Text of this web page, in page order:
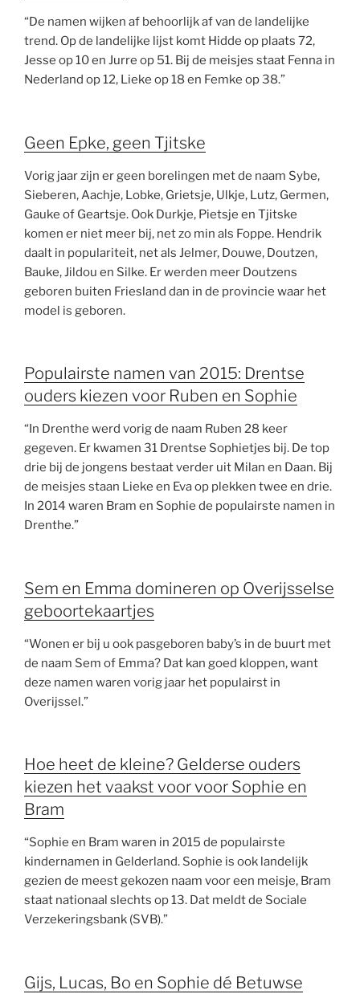
“De namen wijken af behoorlijk af van de landelijke
trend. Op de landelijke lijst komt Hidde op plaats 72,
Jesse op 10 en Jurre op 51. Bij de meisjes staat Fenna in
Nederland op 12, Lieke op 18 en Femke op 38.”
Geen Epke, geen Tjitske
Vorig jaar zijn er geen borelingen met de naam Sybe,
Sieberen, Aachje, Lobke, Grietsje, Ulkje, Lutz, Germen,
Gauke of Geartsje. Ook Durkje, Pietsje en Tjitske
komen er niet meer bij, net zo min als Foppe. Hendrik
daalt in populariteit, net als Jelmer, Douwe, Doutzen,
Bauke, Jildou en Silke. Er werden meer Doutzens
geboren buiten Friesland dan in de provincie waar het
model is geboren.
Populairste namen van 2015: Drentse
ouders kiezen voor Ruben en Sophie
“In Drenthe werd vorig de naam Ruben 28 keer
gegeven. Er kwamen 31 Drentse Sophietjes bij. De top
drie bij de jongens bestaat verder uit Milan en Daan. Bij
de meisjes staan Lieke en Eva op plekken twee en drie.
In 2014 waren Bram en Sophie de populairste namen in
Drenthe.”
Sem en Emma domineren op Overijsselse
geboortekaartjes
“Wonen er bij u ook pasgeboren baby’s in de buurt met
de naam Sem of Emma? Dat kan goed kloppen, want
deze namen waren vorig jaar het populairst in
Overijssel.”
Hoe heet de kleine? Gelderse ouders
kiezen het vaakst voor voor Sophie en
Bram
“Sophie en Bram waren in 2015 de populairste
kindernamen in Gelderland. Sophie is ook landelijk
gezien de meest gekozen naam voor een meisje, Bram
staat nationaal slechts op 13. Dat meldt de Sociale
Verzekeringsbank (SVB).”
Gijs, Lucas, Bo en Sophie dé Betuwse